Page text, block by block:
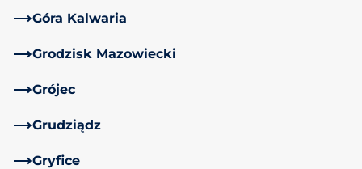
Góra Kalwaria
Grodzisk Mazowiecki
Grójec
Grudziądz
Gryfice